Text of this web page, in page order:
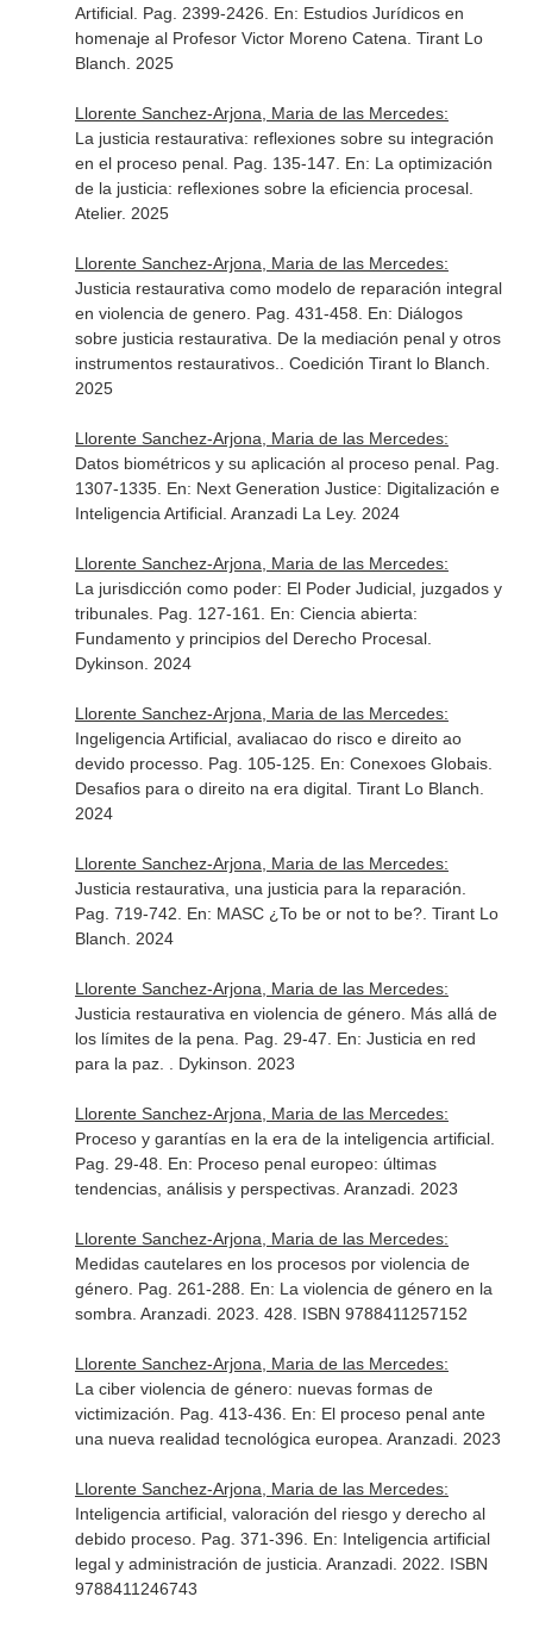
Artificial. Pag. 2399-2426. En: Estudios Jurídicos en
homenaje al Profesor Victor Moreno Catena . Tirant Lo
Blanch. 2025
Llorente Sanchez-Arjona, Maria de las Mercedes:
La justicia restaurativa: reflexiones sobre su integración
en el proceso penal. Pag. 135-147. En: La optimización
de la justicia: reflexiones sobre la eficiencia procesal.
Atelier. 2025
Llorente Sanchez-Arjona, Maria de las Mercedes:
Justicia restaurativa como modelo de reparación integral
en violencia de genero. Pag. 431-458. En: Diálogos
sobre justicia restaurativa. De la mediación penal y otros
instrumentos restaurativos.
. Coedición Tirant lo Blanch.
2025
Llorente Sanchez-Arjona, Maria de las Mercedes:
Datos biométricos y su aplicación al proceso penal. Pag.
1307-1335. En: Next Generation Justice: Digitalización e
Inteligencia Artificial. Aranzadi La Ley. 2024
Llorente Sanchez-Arjona, Maria de las Mercedes:
La jurisdicción como poder: El Poder Judicial, juzgados y
tribunales. Pag. 127-161. En: Ciencia abierta:
Fundamento y principios del Derecho Procesal.
Dykinson. 2024
Llorente Sanchez-Arjona, Maria de las Mercedes:
Ingeligencia Artificial, avaliacao do risco e direito ao
devido processo. Pag. 105-125. En: Conexoes Globais.
Desafios para o direito na era digital. Tirant Lo Blanch.
2024
Llorente Sanchez-Arjona, Maria de las Mercedes:
Justicia restaurativa, una justicia para la reparación.
Pag. 719-742. En: MASC ¿To be or not to be?. Tirant Lo
Blanch. 2024
Llorente Sanchez-Arjona, Maria de las Mercedes:
Justicia restaurativa en violencia de género. Más allá de
los límites de la pena. Pag. 29-47. En: Justicia en red
para la paz. . Dykinson. 2023
Llorente Sanchez-Arjona, Maria de las Mercedes:
Proceso y garantías en la era de la inteligencia artificial.
Pag. 29-48. En: Proceso penal europeo: últimas
tendencias, análisis y perspectivas. Aranzadi. 2023
Llorente Sanchez-Arjona, Maria de las Mercedes:
Medidas cautelares en los procesos por violencia de
género. Pag. 261-288. En: La violencia de género en la
sombra . Aranzadi. 2023. 428. ISBN 9788411257152
Llorente Sanchez-Arjona, Maria de las Mercedes:
La ciber violencia de género: nuevas formas de
victimización. Pag. 413-436. En: El proceso penal ante
una nueva realidad tecnológica europea . Aranzadi. 2023
Llorente Sanchez-Arjona, Maria de las Mercedes:
Inteligencia artificial, valoración del riesgo y derecho al
debido proceso. Pag. 371-396. En: Inteligencia artificial
legal y administración de justicia . Aranzadi. 2022. ISBN
9788411246743